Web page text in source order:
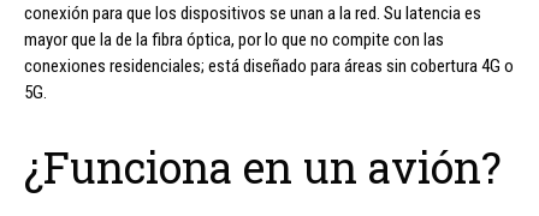
conexión para que los dispositivos se unan a la red. Su latencia es
mayor que la de la fibra óptica, por lo que no compite con las
conexiones residenciales; está diseñado para áreas sin cobertura 4G o
5G.
¿Funciona en un avión?